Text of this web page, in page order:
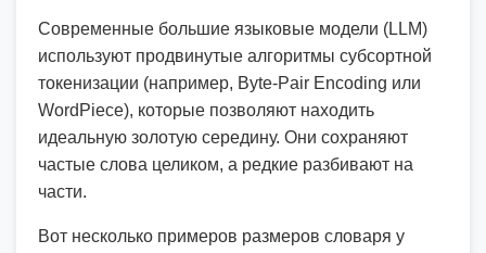
Современные большие языковые модели (LLM)
используют продвинутые алгоритмы субсортной
токенизации (например, Byte-Pair Encoding или
WordPiece), которые позволяют находить
идеальную золотую середину. Они сохраняют
частые слова целиком, а редкие разбивают на
части.
Вот несколько примеров размеров словаря у